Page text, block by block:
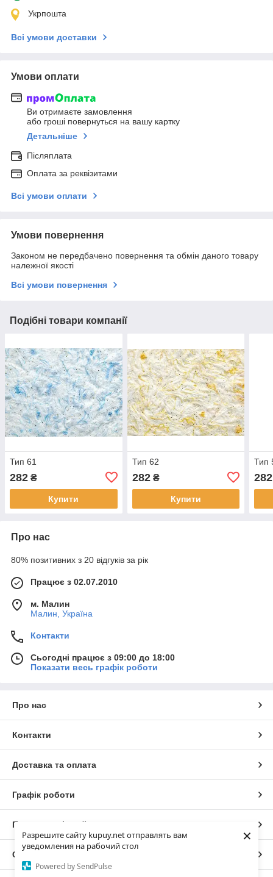
Разрешите сайту kupuy.net отправлять вам
уведомления на рабочий стол
Powered by SendPulse
×
Укрпошта
Всі умови доставки
Умови оплати
Ви отримаєте замовлення
або гроші повернуться на вашу картку
Детальніше
Післяплата
Оплата за реквізитами
Всі умови оплати
Умови повернення
Законом не передбачено повернення та обмін даного товару
належної якості
Всі умови повернення
Подібні товари компанії
Тип 61
282 ₴
Купити
Тип 62
282₴
Купити
Тип
282
Про нас
80% позитивних з 20 відгуків за рік
Працює з 02.07.2010
м. Малин
Малин, Україна
Контакти
Сьогодні працює з 09:00 до 18:00
Показати весь графік роботи
Про нас
Контакти
Доставка та оплата
Графік роботи
Повна версія сайту
Сайт створено на маркетплейсі